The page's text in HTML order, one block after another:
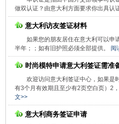
做双认证？由意大利方面要求你出具认
意大利访友签证材料
如果您的朋友居住在意大利可以申
半年；；如有旧护照必须全部提供。
阅
时尚模特申请意大利签证需准
欢迎访问意大利签证中心，如果是
有3个月有效期且至少有2页空白页）2
文>>
意大利商务签证申请